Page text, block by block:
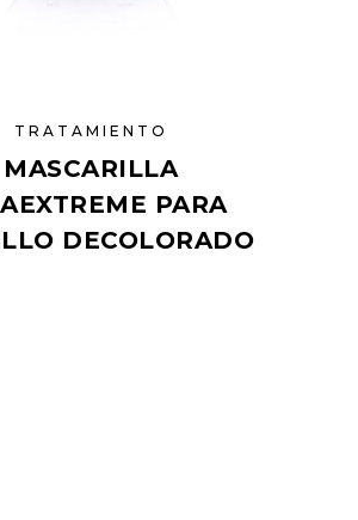
TRATAMIENTO
MASCARILLA
PARA
DECOLORADO